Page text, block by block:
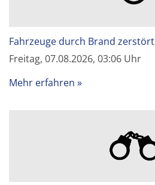
Fahrzeuge durch Brand zerstört
Freitag, 07.08.2026, 03:06 Uhr
Mehr erfahren